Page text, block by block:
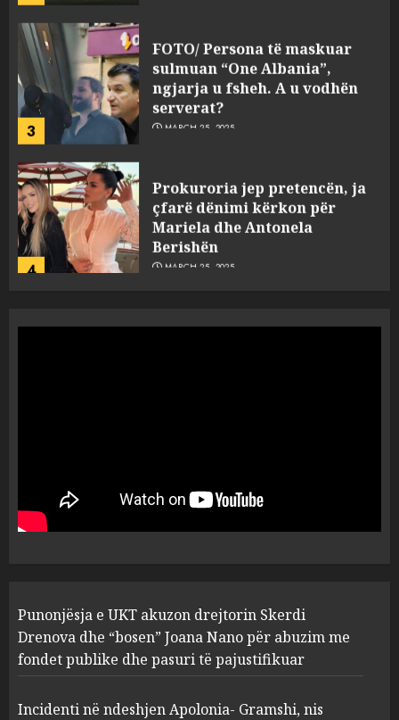
3
FOTO/ Persona të maskuar
sulmuan “One Albania”,
ngjarja u fsheh. A u vodhën
serverat?
MARCH 25, 2025
4
Prokuroria jep pretencën, ja
çfarë dënimi kërkon për
Mariela dhe Antonela
Berishën
MARCH 25, 2025
1
“bosen” Joana Nano për
abuzim me fondet publike dhe
pasuri të pajustifikuar
2
Apolonia- Gramshi, nis
procedim penal për Koço
Kokëdhimën (VIDEO)
MARCH 27, 2025
Punonjësja e UKT akuzon drejtorin Skerdi
Drenova dhe “bosen” Joana Nano për abuzim me
fondet publike dhe pasuri të pajustifikuar
Incidenti në ndeshjen Apolonia- Gramshi, nis